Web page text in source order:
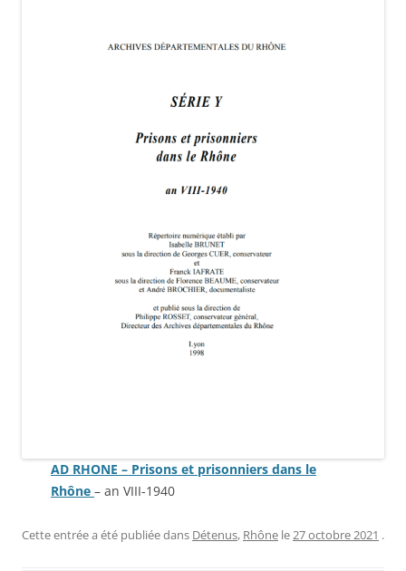
AD RHONE – Prisons et prisonniers dans le
Rhône – an VIII-1940
Cette entrée a été publiée dans Détenus, Rhône le27 octobre 2021 .